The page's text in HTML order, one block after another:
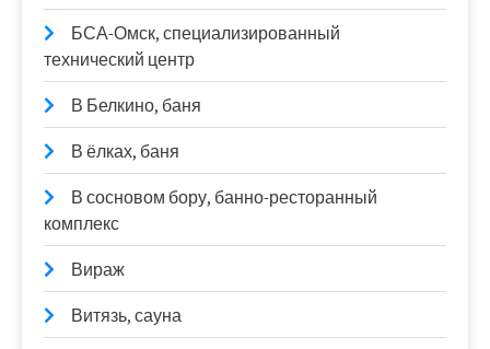
БСА-Омск, специализированный
технический центр
В Белкино, баня
В ёлках, баня
В сосновом бору, банно-ресторанный
комплекс
Вираж
Витязь, сауна